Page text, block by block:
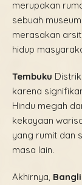
merupakan
sebuah
merasakan
hidup
Tembuku
karena
Hindu megah
kekayaan
yang rumit dan
masa lain.
Akhirnya, Bangli